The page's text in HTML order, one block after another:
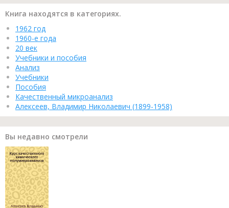
Книга находятся в категориях.
1962 год
1960-е года
20 век
Учебники и пособия
Анализ
Учебники
Пособия
Качественный микроанализ
Алексеев, Владимир Николаевич (1899-1958)
Вы недавно смотрели